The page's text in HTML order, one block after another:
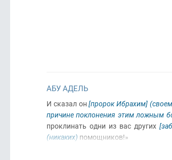
АБУ АДЕЛЬ
И сказал он[пророк Ибрахим]
причине поклонения этим ложным
проклинать одни из вас других
(никаких) помощников!»